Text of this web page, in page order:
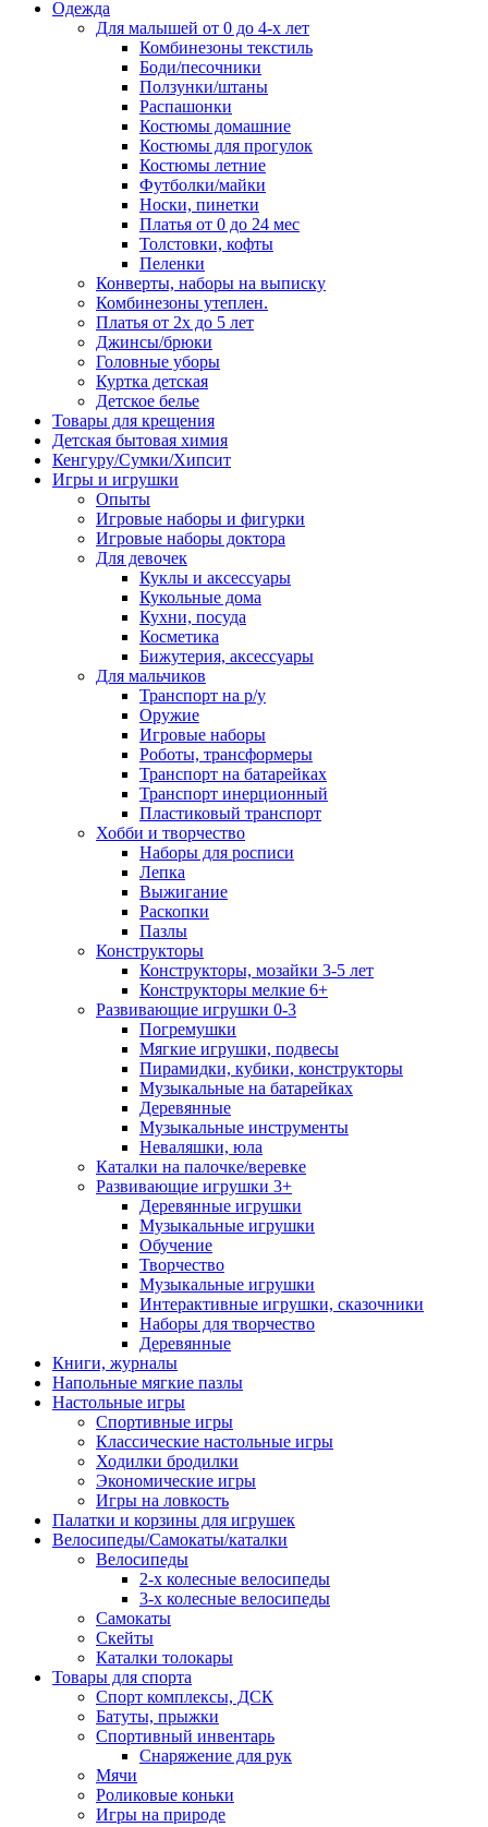
Одежда
Для малышей от 0 до 4-х лет
Комбинезоны текстиль
Боди/песочники
Ползунки/штаны
Распашонки
Костюмы домашние
Костюмы для прогулок
Костюмы летние
Футболки/майки
Носки, пинетки
Платья от 0 до 24 мес
Толстовки, кофты
Пеленки
Конверты, наборы на выписку
Комбинезоны утеплен.
Платья от 2х до 5 лет
Джинсы/брюки
Головные уборы
Куртка детская
Детское белье
Товары для крещения
Детская бытовая химия
Кенгуру/Сумки/Хипсит
Игры и игрушки
Опыты
Игровые наборы и фигурки
Игровые наборы доктора
Для девочек
Куклы и аксессуары
Кукольные дома
Кухни, посуда
Косметика
Бижутерия, аксессуары
Для мальчиков
Транспорт на р/у
Оружие
Игровые наборы
Роботы, трансформеры
Транспорт на батарейках
Транспорт инерционный
Пластиковый транспорт
Хобби и творчество
Наборы для росписи
Лепка
Выжигание
Раскопки
Пазлы
Конструкторы
Конструкторы, мозайки 3-5 лет
Конструкторы мелкие 6+
Развивающие игрушки 0-3
Погремушки
Мягкие игрушки, подвесы
Пирамидки, кубики, конструкторы
Музыкальные на батарейках
Деревянные
Музыкальные инструменты
Неваляшки, юла
Каталки на палочке/веревке
Развивающие игрушки 3+
Деревянные игрушки
Музыкальные игрушки
Обучение
Творчество
Музыкальные игрушки
Интерактивные игрушки, сказочники
Наборы для творчество
Деревянные
Книги, журналы
Напольные мягкие пазлы
Настольные игры
Спортивные игры
Классические настольные игры
Ходилки бродилки
Экономические игры
Игры на ловкость
Палатки и корзины для игрушек
Велосипеды/Самокаты/каталки
Велосипеды
2-х колесные велосипеды
3-х колесные велосипеды
Самокаты
Скейты
Каталки толокары
Товары для спорта
Спорт комплексы, ДСК
Батуты, прыжки
Спортивный инвентарь
Снаряжение для рук
Мячи
Роликовые коньки
Игры на природе